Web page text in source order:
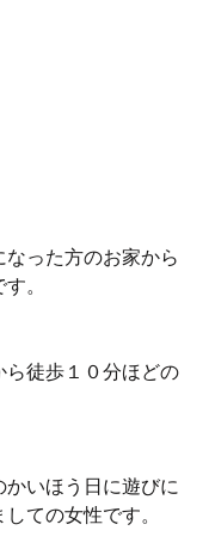
った方のお家から
。
ら徒歩１０分ほどの
いほう日に遊びに
ての女性です。